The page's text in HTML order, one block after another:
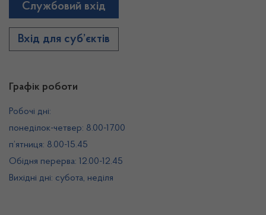
Графік роботи
Робочі дні:
понеділок-четвер: 8.00-17.00
п’ятниця: 8.00-15.45
Обідня перерва: 12.00-12.45
Вихідні дні: субота, неділя
Службовий вхід
Вхід для суб’єктів